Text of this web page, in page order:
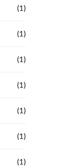
(1)
(1)
(1)
(1)
(1)
(1)
(1)